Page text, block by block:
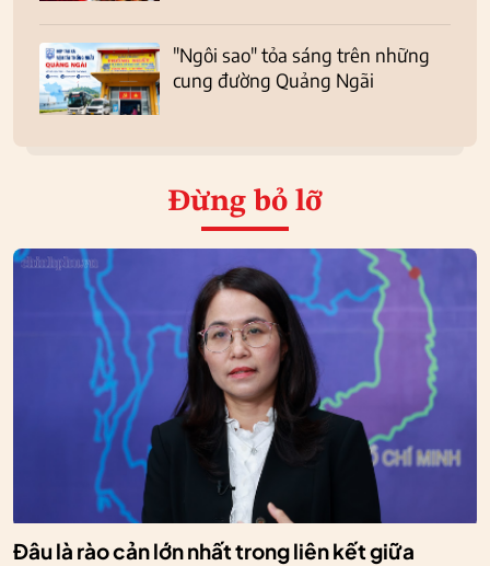
"Ngôi sao" tỏa sáng trên những
cung đường Quảng Ngãi
Đừng bỏ lỡ
Đâu là rào cản lớn nhất trong liên kết giữa